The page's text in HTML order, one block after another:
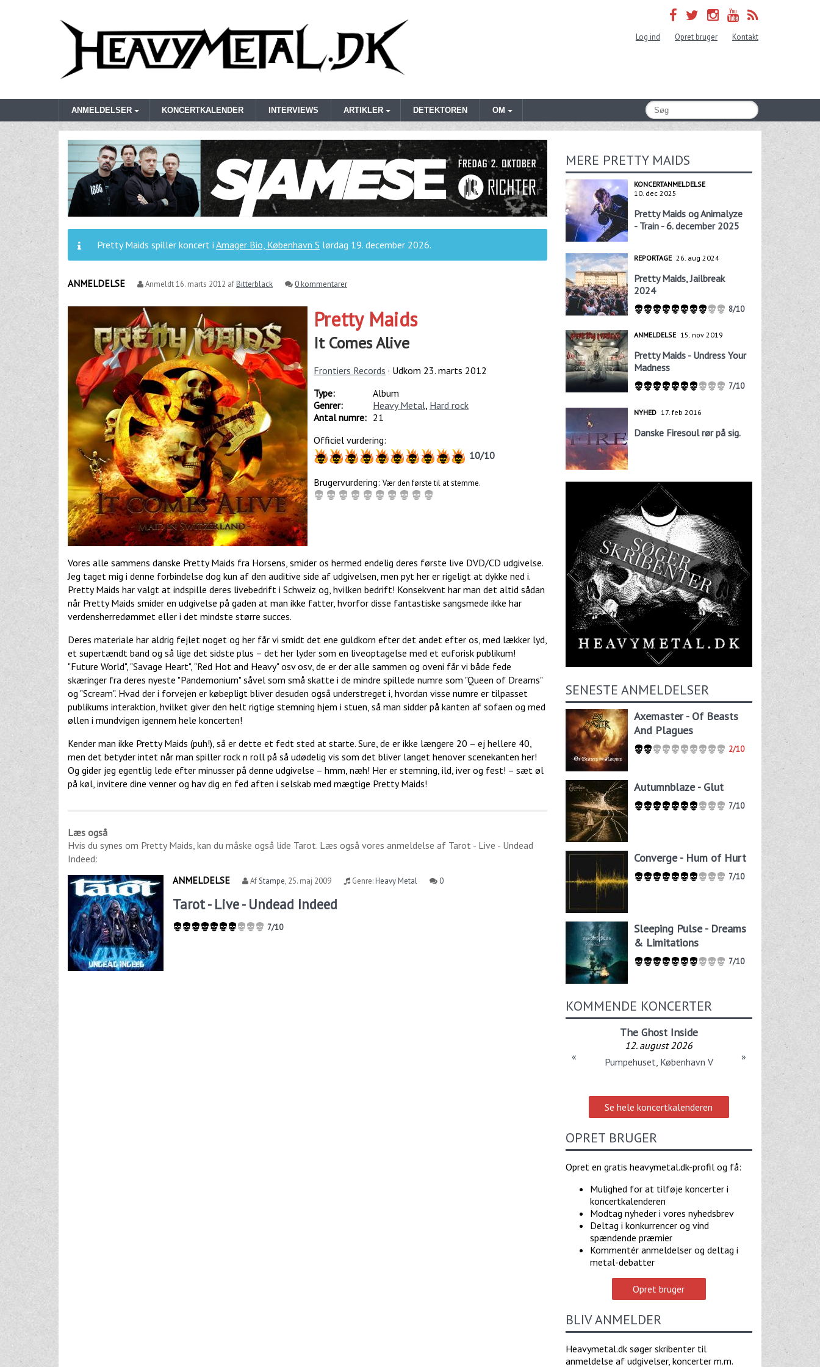
Log ind Opret bruger Kontakt
ANMELDELSER KONCERTKALENDER INTERVIEWS ARTIKLER DETEKTOREN OM
Pretty Maids spiller koncert i Amager Bio, København S lørdag 19. december 2026.
ANMELDELSE Anmeldt16. marts 2012 afBitterblack 0 kommentarer
Pretty Maids
It Comes Alive
Frontiers Records · Udkom 23. marts 2012
Type:
Album
Genrer:
Heavy Metal, Hard rock
Antal numre: 21
Officiel vurdering:
10/10
Brugervurdering: Vær den første til at stemme.
Vores alle sammens danske Pretty Maids fra Horsens, smider os hermed endelig deres første live DVD/CD udgivelse.
Jeg taget mig i denne forbindelse dog kun af den auditive side af udgivelsen, men pyt her er rigeligt at dykke ned i.
Pretty Maids har valgt at indspille deres livebedrift i Schweiz og, hvilken bedrift! Konsekvent har man det altid sådan
når Pretty Maids smider en udgivelse på gaden at man ikke fatter, hvorfor disse fantastiske sangsmede ikke har
verdensherredømmet eller i det mindste større succes.
Deres materiale har aldrig fejlet noget og her får vi smidt det ene guldkorn efter det andet efter os, med lækker lyd,
et supertændt band og så lige det sidste plus – det her lyder som en liveoptagelse med et euforisk publikum!
"Future World", "Savage Heart", "Red Hot and Heavy" osv osv, de er der alle sammen og oveni får vi både fede
skæringer fra deres nyeste "Pandemonium" såvel som små skatte i de mindre spillede numre som "Queen of Dreams"
og "Scream". Hvad der i forvejen er købepligt bliver desuden også understreget i, hvordan visse numre er tilpasset
publikums interaktion, hvilket giver den helt rigtige stemning hjem i stuen, så man sidder på kanten af sofaen og med
øllen i mundvigen igennem hele koncerten!
Kender man ikke Pretty Maids (puh!), så er dette et fedt sted at starte. Sure, de er ikke længere 20 – ej hellere 40,
men det betyder intet når man spiller rock n roll på så udødelig vis som det bliver langet henover scenekanten her!
Og gider jeg egentlig lede efter minusser på denne udgivelse – hmm, næh! Her er stemning, ild, iver og fest! – sæt øl
på køl, invitere dine venner og hav dig en fed aften i selskab med mægtige Pretty Maids!
Læs også
Hvis du synes om Pretty Maids , kan du måske også lide Tarot. Læs også vores anmeldelse af Tarot - Live - Undead
Indeed:
ANMELDELSE
AfStampe, 25. maj 2009 Genre:Heavy Metal 0
Tarot - Live - Undead Indeed
7/10
MERE PRETTY MAIDS
KONCERTANMELDELSE
10. dec 2025
Pretty Maids og Animalyze
- Train - 6. december 2025
REPORTAGE 26. aug 2024
Pretty Maids, Jailbreak
2024
8/10
ANMELDELSE 15. nov 2019
Pretty Maids - Undress Your
Madness
7/10
NYHED 17. feb 2016
Danske Firesoul rør på sig.
SENESTE ANMELDELSER
Axemaster - Of Beasts
And Plagues
2/10
Autumnblaze - Glut
7/10
Converge - Hum of Hurt
7/10
Sleeping Pulse - Dreams
& Limitations
7/10
KOMMENDE KONCERTER
The Ghost Inside
12. august 2026
Pumpehuset, København V
« »
Se hele koncertkalenderen
OPRET BRUGER
Opret en gratis heavymetal.dk-profil og få:
Mulighed for at tilføje koncerter i
koncertkalenderen
Modtag nyheder i vores nyhedsbrev
Deltag i konkurrencer og vind
spændende præmier
Kommentér anmeldelser og deltag i
metal-debatter
Opret bruger
BLIV ANMELDER
Heavymetal.dk søger skribenter til
anmeldelse af udgivelser, koncerter m.m.